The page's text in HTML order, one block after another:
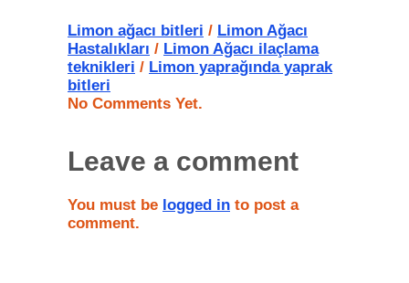
Limon ağacı bitleri / Limon Ağacı
Hastalıkları / Limon Ağacı ilaçlama
teknikleri / Limon yaprağında yaprak
bitleri
No Comments Yet.
Leave a comment
You must be logged in to post a
comment.